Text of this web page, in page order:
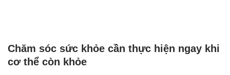
Chăm sóc sức khỏe cần thực hiện ngay khi
cơ thể còn khỏe